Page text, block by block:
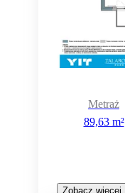
Metraż
89,63 m²
Zobacz więcej